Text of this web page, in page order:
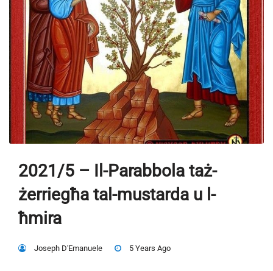
2021/5 – Il-Parabbola taż-
żerriegħa tal-mustarda u l-
ħmira
Joseph D'Emanuele 5 Years Ago